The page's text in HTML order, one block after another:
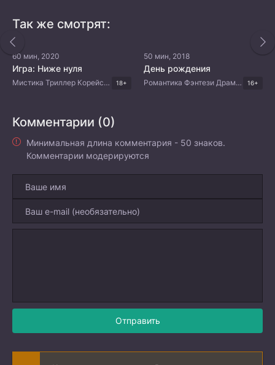
Так же смотрят:
60 мин, 2020
Игра: Ниже нуля
Мистика Триллер Корейские дорамы 18+
50 мин, 2018
День рождения
Романтика Фэнтези Драма Тайские дорамы 16+
Комментарии (0)
Минимальная длина комментария - 50 знаков.
Комментарии модерируются
Отправить